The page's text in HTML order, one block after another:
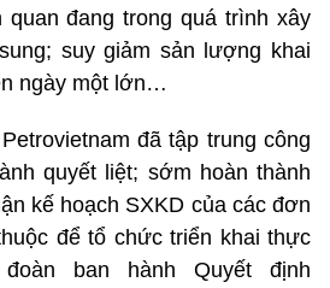
quan đang trong quá trình xây
suy giảm sản lượng khai
ngày một lớn…
đã tập trung công
quyết liệt; sớm hoàn thành
kế hoạch SXKD của các đơn
để tổ chức triển khai thực
ban hành Quyết định